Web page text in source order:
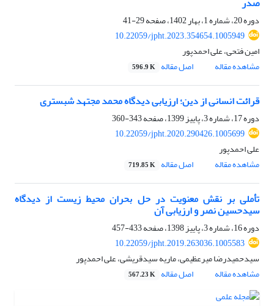
دوره 20، شماره 1، بهار 1402، صفحه
29-41
10.22059/jpht.2023.354654.1005949
امین فتحی، علی احمدپور
مشاهده مقاله
اصل مقاله 596.9 K
قرائت انسانی از دین؛ ارزیابی دیدگاه محمد مجتهد شبستری
دوره 17، شماره 3، پاییز 1399، صفحه
343-360
10.22059/jpht.2020.290426.1005699
علی احمدپور
مشاهده مقاله
اصل مقاله 719.85 K
تأملی بر نقش معنویت در حل بحران محیط زیست از دیدگاه
سیدحسین نصر و ارزیابی آن
دوره 16، شماره 3، پاییز 1398، صفحه
433-457
10.22059/jpht.2019.263036.1005583
سیدحمیدرضا میرعظیمی، ماریه سیدقریشی، علی احمدپور
مشاهده مقاله
اصل مقاله 567.23 K